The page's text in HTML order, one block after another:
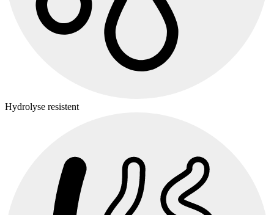
Hydrolyse resistent